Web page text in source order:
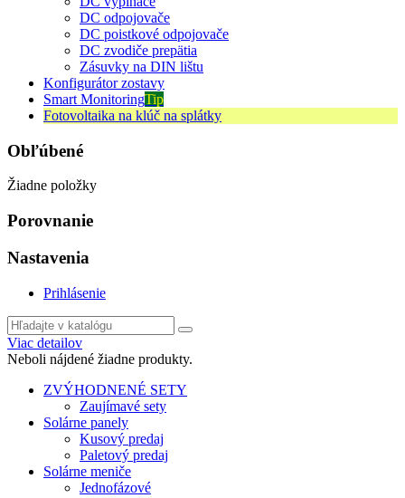
DC odpojovače
DC poistkové odpojovače
DC zvodiče prepätia
Zásuvky na DIN lištu
Konfigurátor zostavy
Smart MonitoringTip
Fotovoltaika na klúč na splátky
Obľúbené
Žiadne položky
Porovnanie
Nastavenia
Prihlásenie
Viac detailov
Neboli nájdené žiadne produkty.
ZVÝHODNENÉ SETY
Zaujímavé sety
Solárne panely
Kusový predaj
Paletový predaj
Solárne meniče
Jednofázové